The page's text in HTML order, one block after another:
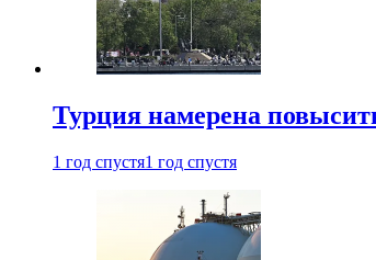
Турция намерена
1 год спустя1 год спустя